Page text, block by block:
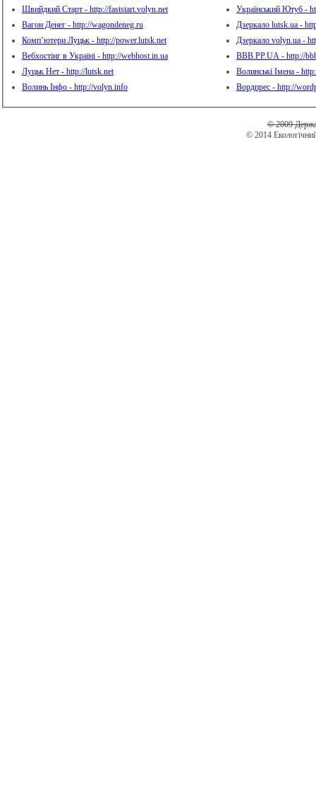
Швийдкий Старт - http://faststart.volyn.net
Вагон Денег - http://wagondeneg.ru
Комп’ютери Луцьк - http://power.lutsk.net
Вебхостінг в Україні - http://webhost.in.ua
Луцьк Нет - http://lutsk.net
Волинь Інфо - http://volyn.info
Український Ютуб -
Дзеркало lutsk.ua -
Дзеркало volyn.ua -
BBB.PP.UA - http://
Волинські Імена -
Вордпрес - http://
© 2009
© 2014